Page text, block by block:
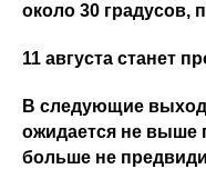
около 30 градусов,
11 августа станет
В следующие
ожидается не выше
больше не